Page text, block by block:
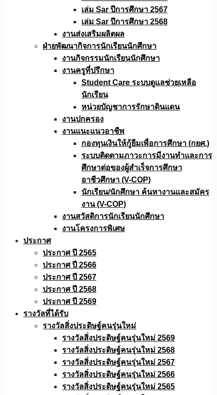
เล่ม Sar ปีการศึกษา 2567
เล่ม Sar ปีการศึกษา 2568
งานส่งเสริมผลิตผล
ฝ่ายพัฒนากิจการนักเรียนนักศึกษา
งานกิจกรรมนักเรียนนักศึกษา
งานครูที่ปรึกษา
Student Care ระบบดูแลช่วยเหลือ
นักเรียน
หน่วยบัญชาการรักษาดินแดน
งานปกครอง
งานแนะแนวอาชีพ
กองทุนเงินให้กู้ยืมเพื่อการศึกษา (กยศ.)
ระบบติดตามภาวะการมีงานทำและการ
ศึกษาต่อของผู้สำเร็จการศึกษา
อาชีวศึกษา (V-COP)
นักเรียน/นักศึกษา ค้นหางานและสมัคร
งาน (V-COP)
งานสวัสดิการนักเรียนนักศึกษา
งานโครงการพิเศษ
ประกาศ
ประกาศ ปี 2565
ประกาศ ปี 2566
ประกาศ ปี 2567
ประกาศ ปี 2568
ประกาศ ปี 2569
รางวัลที่ได้รับ
รางวัลสิ่งประดิษฐ์คนรุ่นใหม่
รางวัลสิ่งประดิษฐ์คนรุ่นใหม่ 2569
รางวัลสิ่งประดิษฐ์คนรุ่นใหม่ 2568
รางวัลสิ่งประดิษฐ์คนรุ่นใหม่ 2567
รางวัลสิ่งประดิษฐ์คนรุ่นใหม่ 2566
รางวัลสิ่งประดิษฐ์คนรุ่นใหม่ 2565